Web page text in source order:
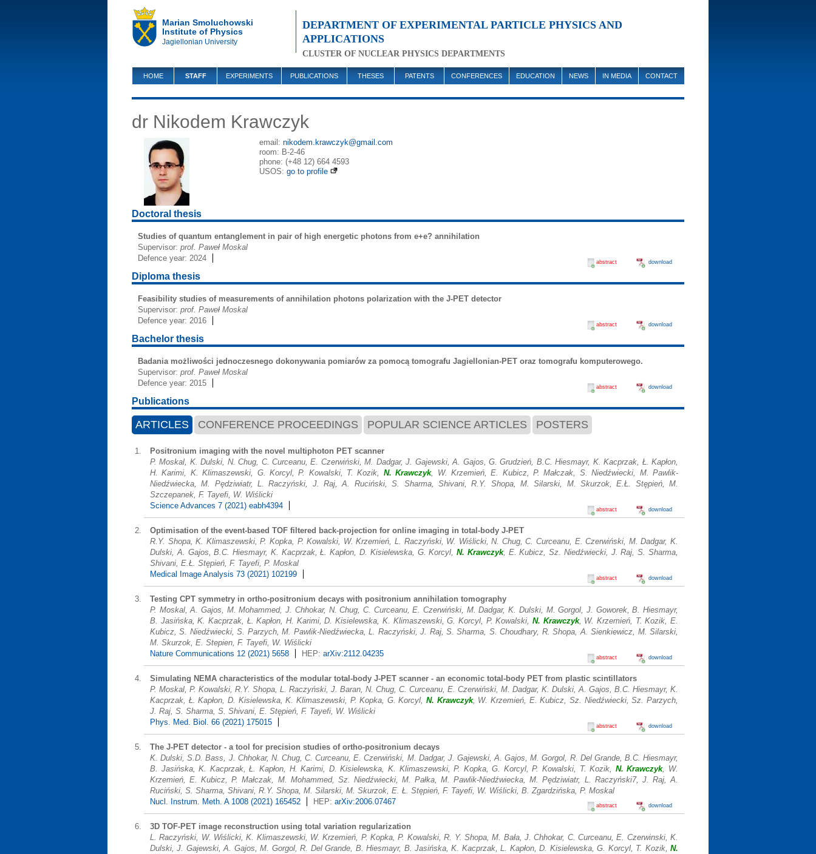
Marian Smoluchowski
Institute of Physics
Jagiellonian University
DEPARTMENT OF EXPERIMENTAL PARTICLE PHYSICS AND
APPLICATIONS
CLUSTER OF NUCLEAR PHYSICS DEPARTMENTS
HOME STAFF EXPERIMENTS PUBLICATIONS THESES PATENTS CONFERENCES EDUCATION NEWS IN MEDIA CONTACT
dr Nikodem Krawczyk
email: nikodem.krawczyk@gmail.com
room: B-2-46
phone: (+48 12) 664 4593
USOS: go to profile
Doctoral thesis
Studies of quantum entanglement in pair of high energetic photons from e+e? annihilation
Supervisor: prof. Paweł Moskal
download
abstract
Defence year: 2024
Diploma thesis
Feasibility studies of measurements of annihilation photons polarization with the J-PET detector
Supervisor: prof. Paweł Moskal
download
abstract
Defence year: 2016
Bachelor thesis
Badania możliwości jednoczesnego dokonywania pomiarów za pomocą tomografu Jagiellonian-PET oraz tomografu komputerowego.
Supervisor: prof. Paweł Moskal
download
abstract
Defence year: 2015
Publications
ARTICLES CONFERENCE PROCEEDINGS POPULAR SCIENCE ARTICLES POSTERS
Positronium imaging with the novel multiphoton PET scanner
P. Moskal, K. Dulski, N. Chug, C. Curceanu, E. Czerwiński, M. Dadgar, J. Gajewski, A. Gajos, G. Grudzień, B.C. Hiesmayr, K. Kacprzak, Ł. Kapłon,
H. Karimi, K. Klimaszewski, G. Korcyl, P. Kowalski, T. Kozik, N. Krawczyk, W. Krzemień, E. Kubicz, P. Małczak, S. Niedźwiecki, M. Pawlik-
Niedźwiecka, M. Pędziwiatr, L. Raczyński, J. Raj, A. Ruciński, S. Sharma, Shivani, R.Y. Shopa, M. Silarski, M. Skurzok, E.Ł. Stępień, M.
Szczepanek, F. Tayefi, W. Wiślicki
download
abstract
Science Advances 7 (2021) eabh4394
Optimisation of the event-based TOF filtered back-projection for online imaging in total-body J-PET
R.Y. Shopa, K. Klimaszewski, P. Kopka, P. Kowalski, W. Krzemień, L. Raczyński, W. Wiślicki, N. Chug, C. Curceanu, E. Czerwiński, M. Dadgar, K.
Dulski, A. Gajos, B.C. Hiesmayr, K. Kacprzak, Ł. Kapłon, D. Kisielewska, G. Korcyl,N. Krawczyk, E. Kubicz, Sz. Niedźwiecki, J. Raj, S. Sharma,
Shivani, E.Ł. Stępień, F. Tayefi, P. Moskal
download
abstract
Medical Image Analysis 73 (2021) 102199
Testing CPT symmetry in ortho-positronium decays with positronium annihilation tomography
P. Moskal, A. Gajos, M. Mohammed, J. Chhokar, N. Chug, C. Curceanu, E. Czerwiński, M. Dadgar, K. Dulski, M. Gorgol, J. Goworek, B. Hiesmayr,
B. Jasińska, K. Kacprzak, Ł. Kapłon, H. Karimi, D. Kisielewska, K. Klimaszewski, G. Korcyl, P. Kowalski, N. Krawczyk, W. Krzemień, T. Kozik, E.
Kubicz, S. Niedźwiecki, S. Parzych, M. Pawlik-Niedźwiecka, L. Raczyński, J. Raj, S. Sharma, S. Choudhary, R. Shopa, A. Sienkiewicz, M. Silarski,
M. Skurzok, E. Stepien, F. Tayefi, W. Wiślicki
download
abstract
Nature Communications 12 (2021) 5658 HEP: arXiv:2112.04235
Simulating NEMA characteristics of the modular total-body J-PET scanner - an economic total-body PET from plastic scintillators
P. Moskal, P. Kowalski, R.Y. Shopa, L. Raczyński, J. Baran, N. Chug, C. Curceanu, E. Czerwiński, M. Dadgar, K. Dulski, A. Gajos, B.C. Hiesmayr, K.
Kacprzak, Ł. Kapłon, D. Kisielewska, K. Klimaszewski, P. Kopka, G. Korcyl,N. Krawczyk, W. Krzemień, E. Kubicz, Sz. Niedźwiecki, Sz. Parzych,
J. Raj, S. Sharma, S. Shivani, E. Stępień, F. Tayefi, W. Wiślicki
download
abstract
Phys. Med. Biol. 66 (2021) 175015
The J-PET detector - a tool for precision studies of ortho-positronium decays
K. Dulski, S.D. Bass, J. Chhokar, N. Chug, C. Curceanu, E. Czerwiński, M. Dadgar, J. Gajewski, A. Gajos, M. Gorgol, R. Del Grande, B.C. Hiesmayr,
B. Jasińska, K. Kacprzak, Ł. Kapłon, H. Karimi, D. Kisielewska, K. Klimaszewski, P. Kopka, G. Korcyl, P. Kowalski, T. Kozik, N. Krawczyk, W.
Krzemień, E. Kubicz, P. Małczak, M. Mohammed, Sz. Niedźwiecki, M. Pałka, M. Pawlik-Niedźwiecka, M. Pędziwiatr, L. Raczyński7, J. Raj, A.
Ruciński, S. Sharma, Shivani, R.Y. Shopa, M. Silarski, M. Skurzok, E. Ł. Stępień, F. Tayefi, W. Wiślicki, B. Zgardzińska, P. Moskal
download
abstract
Nucl. Instrum. Meth. A 1008 (2021) 165452 HEP: arXiv:2006.07467
3D TOF-PET image reconstruction using total variation regularization
L. Raczyński, W. Wiślicki, K. Klimaszewski, W. Krzemień, P. Kopka, P. Kowalski, R. Y. Shopa, M. Bała, J. Chhokar, C. Curceanu, E. Czerwinski, K.
Dulski, J. Gajewski, A. Gajos, M. Gorgol, R. Del Grande, B. Hiesmayr, B. Jasińska, K. Kacprzak, L. Kapłon, D. Kisielewska, G. Korcyl, T. Kozik, N.